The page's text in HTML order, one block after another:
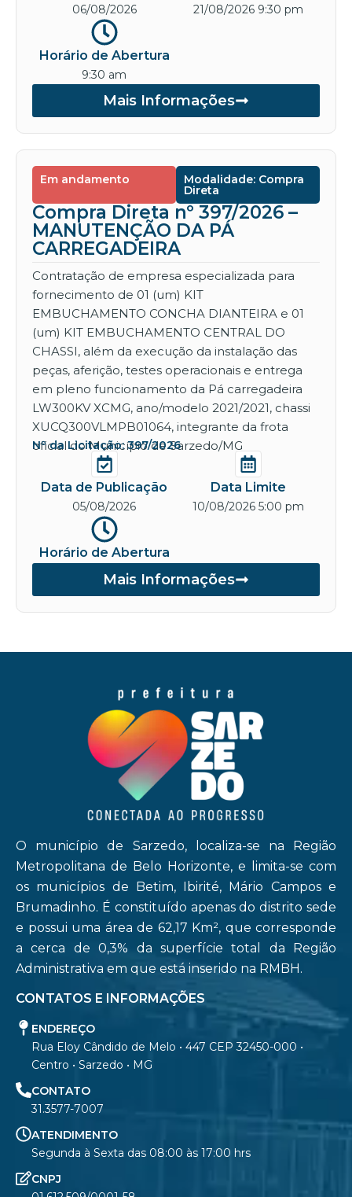
06/08/2026 21/08/2026 9:30 pm
Horário de Abertura
9:30 am
Mais Informações
Em andamento Modalidade: Compra
Direta
Compra Direta nº 397/2026 –
MANUTENÇÃO DA PÁ
CARREGADEIRA
Contratação de empresa especializada para
fornecimento de 01 (um) KIT
EMBUCHAMENTO CONCHA DIANTEIRA e 01
(um) KIT EMBUCHAMENTO CENTRAL DO
CHASSI, além da execução da instalação das
peças, aferição, testes operacionais e entrega
em pleno funcionamento da Pá carregadeira
LW300KV XCMG, ano/modelo 2021/2021, chassi
XUCQ300VLMPB01064, integrante da frota
oficial do Município de Sarzedo/MG
Nº da Licitação: 397/2026
Data de Publicação
05/08/2026
Data Limite
10/08/2026 5:00 pm
Horário de Abertura
Mais Informações
O município de Sarzedo, localiza-se na Região
Metropolitana de Belo Horizonte, e limita-se com
os municípios de Betim, Ibirité, Mário Campos e
Brumadinho. É constituído apenas do distrito sede
e possui uma área de 62,17 Km², que corresponde
a cerca de 0,3% da superfície total da Região
Administrativa em que está inserido na RMBH.
CONTATOS E INFORMAÇÕES
ENDEREÇO
Rua Eloy Cândido de Melo • 447 CEP 32450-000 •
Centro • Sarzedo • MG
CONTATO
31.3577-7007
ATENDIMENTO
Segunda à Sexta das 08:00 às 17:00 hrs
CNPJ